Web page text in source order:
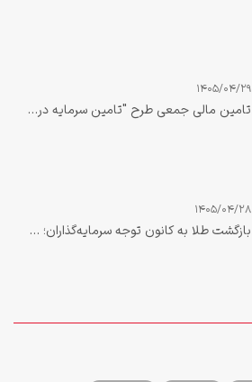
1405/04/29
تامین مالی جمعی طرح "تامین سرمایه در گردش خرید لعاب اوپک جهت تولید کاشی و سرامیک"
1405/04/28
بازگشت طلا به کانون توجه سرمایه‌گذاران؛ «زرین ملت» در صدر بازدهی یک‌ماهه صندوق‌های طلا